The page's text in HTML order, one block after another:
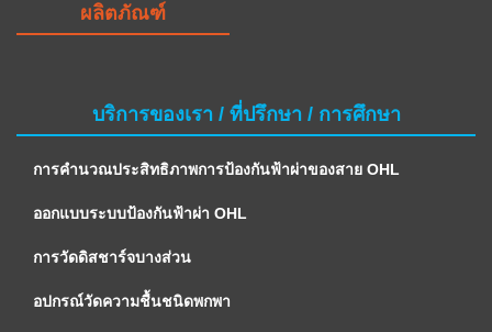
ผลิตภัณฑ์
บริการของเรา / ที่ปรึกษา / การศึกษา
การคำนวณประสิทธิภาพการป้องกันฟ้าผ่าของสาย OHL
ออกแบบระบบป้องกันฟ้าผ่า OHL
การวัดดิสชาร์จบางส่วน
อปกรณ์วัดความชื้นชนิดพกพา